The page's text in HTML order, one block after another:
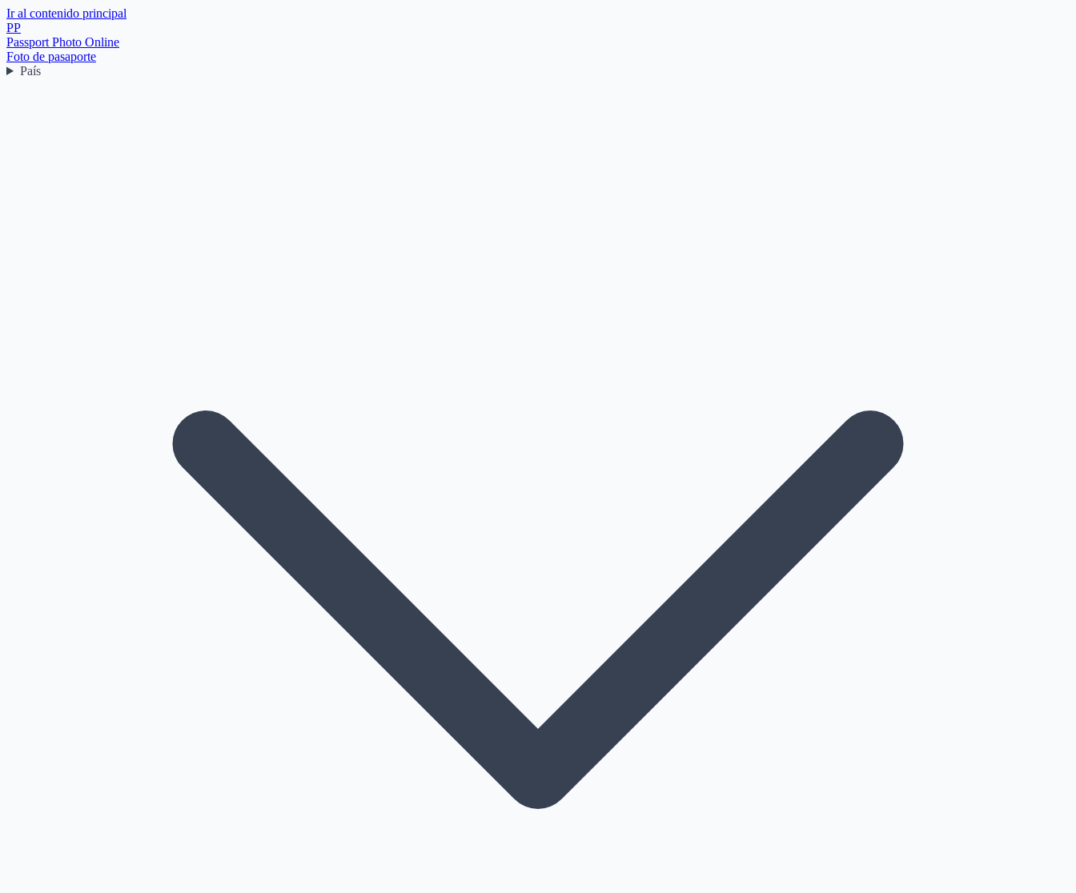
Ir al contenido principal
PP
Passport Photo Online
Foto de pasaporte
País